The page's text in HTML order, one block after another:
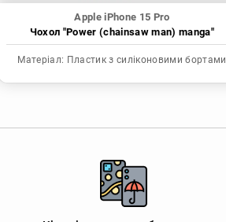
Apple iPhone 15 Pro
Чохол "Power (chainsaw man) manga"
Матеріал: Пластик з силіконовими бортами